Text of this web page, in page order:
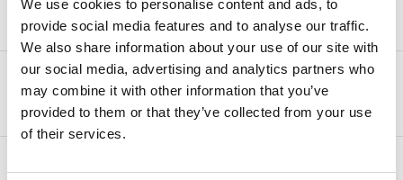
We use cookies to personalise content and ads, to
provide social media features and to analyse our traffic.
We also share information about your use of our site with
our social media, advertising and analytics partners who
may combine it with other information that you’ve
provided to them or that they’ve collected from your use
of their services.
750,00 €
25,00 € (2-4 Werktage) kostenlos ab
500,00 €
Norwegen